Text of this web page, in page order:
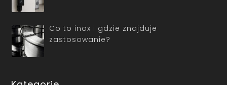
Co to inox i gdzie znajduje
zastosowanie?